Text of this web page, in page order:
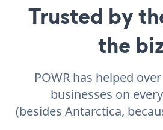
Trusted by
the
POWR has helped
businesses on
(besides Antarctica,